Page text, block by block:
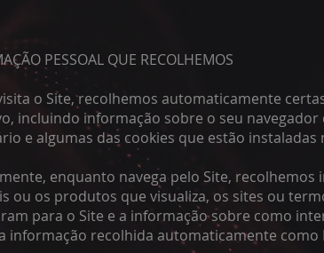
PESSOAL QUE RECOLHEMOS
o Site, recolhemos automaticamente
incluindo informação sobre o seu navegador
e algumas das cookies que estão instaladas
enquanto navega pelo Site, recolhemos
ou os produtos que visualiza, os sites ou
para o Site e a informação sobre como
informação recolhida automaticamente